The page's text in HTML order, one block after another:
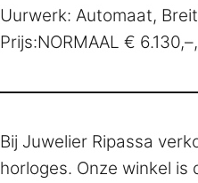
Uurwerk: Automaat,
Prijs:NORMAAL €
Bij Juwelier Ripassa
horloges. Onze winkel